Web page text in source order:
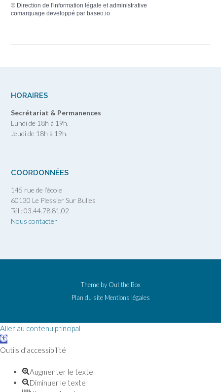
© Direction de l'information légale et administrative
comarquage developpé par baseo.io
HORAIRES
Secrétariat & Permanences
Lundi de 18h à 19h.
Jeudi de 18h à 19h.
COORDONNÉES
145 rue de l’école
60130 Le Plessier Sur Bulles
Tél : 03.44.78.81.02
Nous contacter
Theme by Out the Box
Plan du site Mentions légales
Aller au contenu principal
Ouvrir la barre d’outils
Outils d’accessibilité
Augmenter le texte
Diminuer le texte